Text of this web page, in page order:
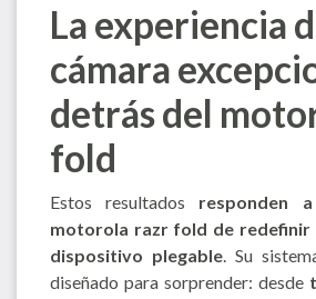
La experiencia
cámara
detrás del
fold
Estos resultados responden
motorola razr fold de redefinir
dispositivo plegable. Su
diseñado para sorprender: desde